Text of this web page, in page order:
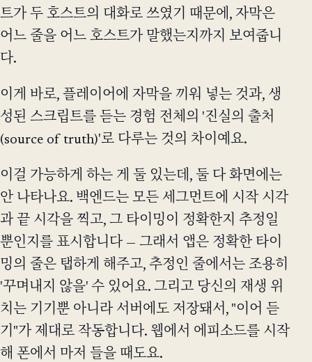
트가 두 호스트의 대화로 쓰였기 때문에, 자막은
어느 줄을 어느 호스트가 말했는지까지 보여줍니
다.
이게 바로, 플레이어에 자막을 끼워 넣는 것과, 생
성된 스크립트를 듣는 경험 전체의 '진실의 출처
(source of truth)'로 다루는 것의 차이예요.
이걸 가능하게 하는 게 둘 있는데, 둘 다 화면에는
안 나타나요. 백엔드는 모든 세그먼트에 시작 시각
과 끝 시각을 찍고, 그 타이밍이 정확한지 추정일
뿐인지를 표시합니다 — 그래서 앱은 정확한 타이
밍의 줄은 탭하게 해주고, 추정인 줄에서는 조용히
'꾸며내지 않을' 수 있어요. 그리고 당신의 재생 위
치는 기기뿐 아니라 서버에도 저장돼서, "이어 듣
기"가 제대로 작동합니다. 웹에서 에피소드를 시작
해 폰에서 마저 들을 때도요.